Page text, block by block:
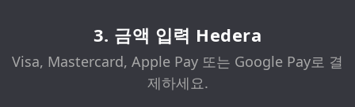
3. 금액 입력 Hedera
Visa, Mastercard, Apple Pay 또는 Google Pay로 결
제하세요.